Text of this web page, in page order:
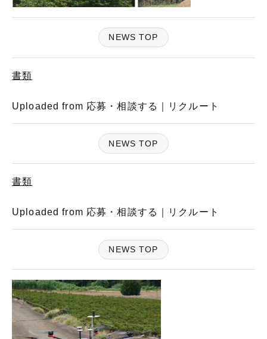
NEWS TOP
書類
Uploaded from 応募・相談する｜リクルート
NEWS TOP
書類
Uploaded from 応募・相談する｜リクルート
NEWS TOP